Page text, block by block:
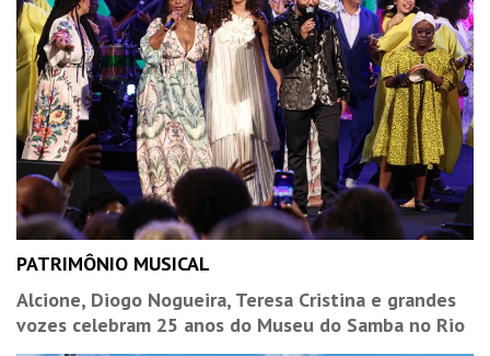
PATRIMÔNIO MUSICAL
Alcione, Diogo Nogueira, Teresa Cristina e grandes
vozes celebram 25 anos do Museu do Samba no Rio